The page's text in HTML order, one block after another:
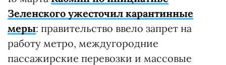
Зеленского ужесточил карантинные
меры: правительство ввело запрет на
работу метро, междугородние
пассажирские перевозки и массовые